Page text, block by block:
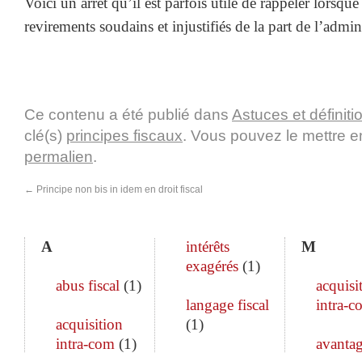
revirements soudains et injustifiés de la part de
Ce contenu a été publié dans Astuces et
clé(s) principes fiscaux. Vous pouvez le mettre
permalien.
← Principe non bis in idem en droit fiscal
A
abus fiscal (1)
acquisition
intra-com (1)
intérêts
exagérés(1)
langage fiscal
(1)
M
intra-